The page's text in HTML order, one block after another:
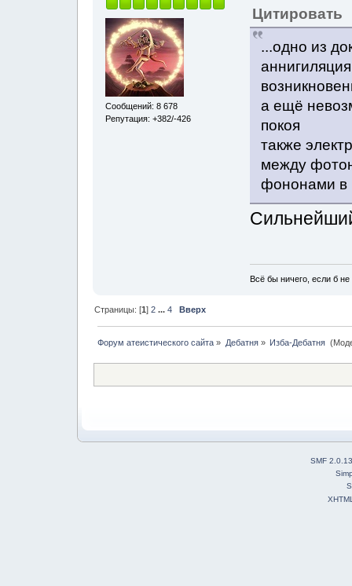
Сообщений: 8 678
Репутация: +382/-426
Цитировать
...одно из
а ещё
покоя
также
между
фононами в
Всё бы ничего, если б не
Страницы: [1]2 ...4 Вверх
Форум атеистического сайта » Дебатня» Изба-Дебатня
SMF 2.0.13